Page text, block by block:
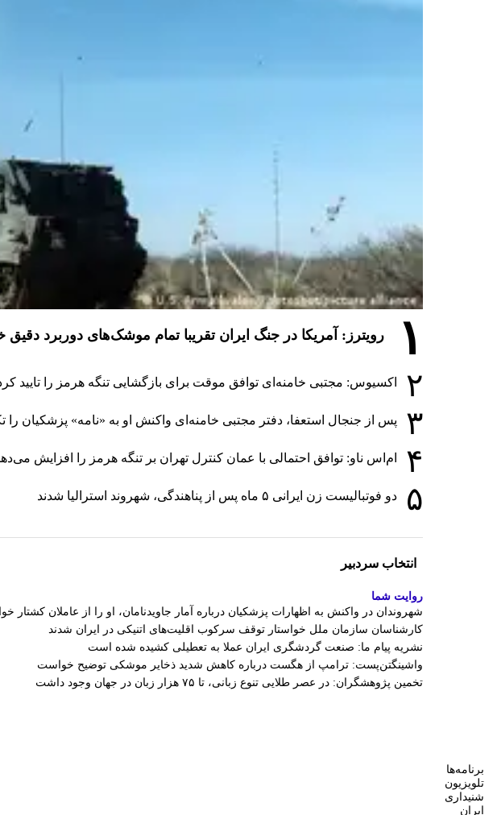
۱ رویترز: آمریکا در جنگ ایران تقریبا تمام موشک‌های دوربرد دقیق
۲ اکسیوس: مجتبی خامنه‌ای توافق موقت برای بازگشایی تنگه هرمز را تایید
۳ پس از جنجال استعفا، دفتر مجتبی خامنه‌ای واکنش او به «نامه» پزشکیان را
۴ ام‌اس ناو: توافق احتمالی با عمان کنترل تهران بر تنگه هرمز را افزایش
۵ دو فوتبالیست زن ایرانی ۵ ماه پس از پناهندگی، شهروند استرالیا شدند
انتخاب سردبیر
روایت شما
شهروندان در واکنش به اظهارات پزشکیان درباره آمار جاویدنامان، او را از عاملان کشتار
کارشناسان سازمان ملل خواستار توقف سرکوب اقلیت‌های اتنیکی در ایران شدند
نشریه پیام ما: صنعت گردشگری ایران عملا به تعطیلی کشیده شده است
واشینگتن‌پست: ترامپ از هگست درباره کاهش شدید ذخایر موشکی توضیح خواست
تخمین پژوهشگران: در عصر طلایی تنوع زبانی، تا ۷۵ هزار زبان در جهان وجود داشت
برنامه‌ها
تلویزیون
شنیداری
ایران